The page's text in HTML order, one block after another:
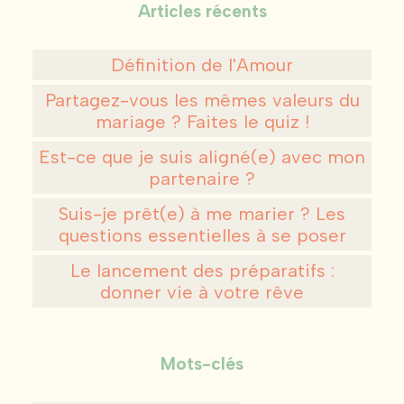
Articles récents
Définition de l'Amour
Partagez-vous les mêmes valeurs du
mariage ? Faites le quiz !
Est-ce que je suis aligné(e) avec mon
partenaire ?
Suis-je prêt(e) à me marier ? Les
questions essentielles à se poser
Le lancement des préparatifs :
donner vie à votre rêve
Mots-clés